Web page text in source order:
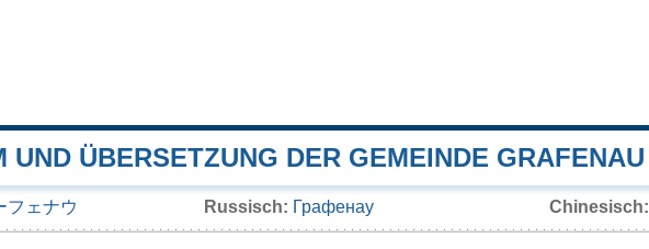
UND ÜBERSETZUNG DER GEMEINDE GRAFENAU
フェナウ Russisch: Графенау Chinesisch: